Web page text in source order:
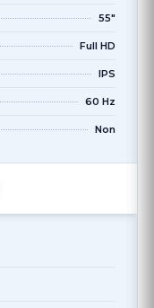
55"
Full HD
IPS
60 Hz
Non